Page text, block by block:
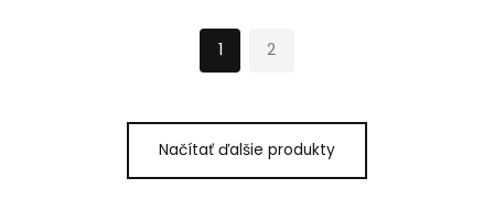
1 2
Načítať ďalšie produkty